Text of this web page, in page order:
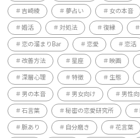
吉崎綾 夢占い 女の本音
婚活 対処法 復縁
恋の溜まりBar 恋愛 恋活
改善方法 星座 映画
深層心理 特徴 生態
男の本音 男女向け 男性
石言葉 秘密の恋愛研究所
脈あり 自分磨き 花言葉